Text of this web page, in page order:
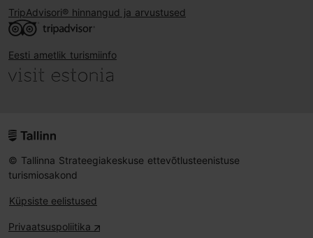
TripAdvisori® hinnangud ja arvustused
Eesti ametlik turismiinfo
© Tallinna Strateegiakeskuse ettevõtlusteenistuse
turismiosakond
Küpsiste eelistused
Privaatsuspoliitika